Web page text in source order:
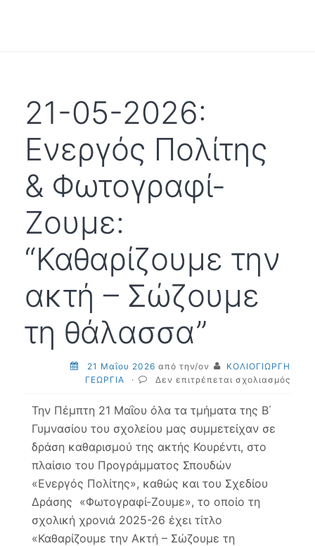
21-05-2026:
Ενεργός Πολίτης
& Φωτογραφί-
Ζουμε:
“Καθαρίζουμε την
ακτή – Σώζουμε
τη θάλασσα”
21 Μαΐου 2026 από την/ον
ΚΟΛΙΟΓΙΩΡΓΗ
ΓΕΩΡΓΙΑ
· Δεν επιτρέπεται σχολιασμός
Την Πέμπτη 21 Μαΐου όλα τα τμήματα της Β΄
Γυμνασίου του σχολείου μας συμμετείχαν σε
δράση καθαρισμού της ακτής Κουρέντι, στο
πλαίσιο του Προγράμματος Σπουδών
«Ενεργός Πολίτης», καθώς και του Σχεδίου
Δράσης «Φωτογραφί-Ζουμε», το οποίο τη
σχολική χρονιά 2025-26 έχει τίτλο
«Καθαρίζουμε την Ακτή – Σώζουμε τη